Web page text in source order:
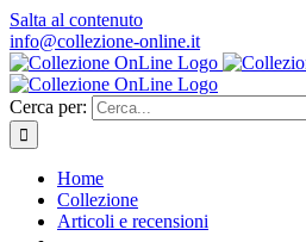
Salta al contenuto
info@collezione-online.it
Cerca per:
Home
Collezione
Articoli e recensioni